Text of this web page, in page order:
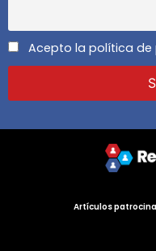
Acepto la política de
Artículos